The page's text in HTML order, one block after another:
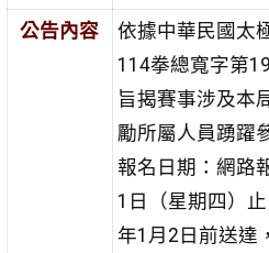
公告內容
依據中華民國太
114拳總寬字第
旨揭賽事涉及本
勵所屬人員踴躍
報名日期：網路
1日（星期四）
年1月2日前送達